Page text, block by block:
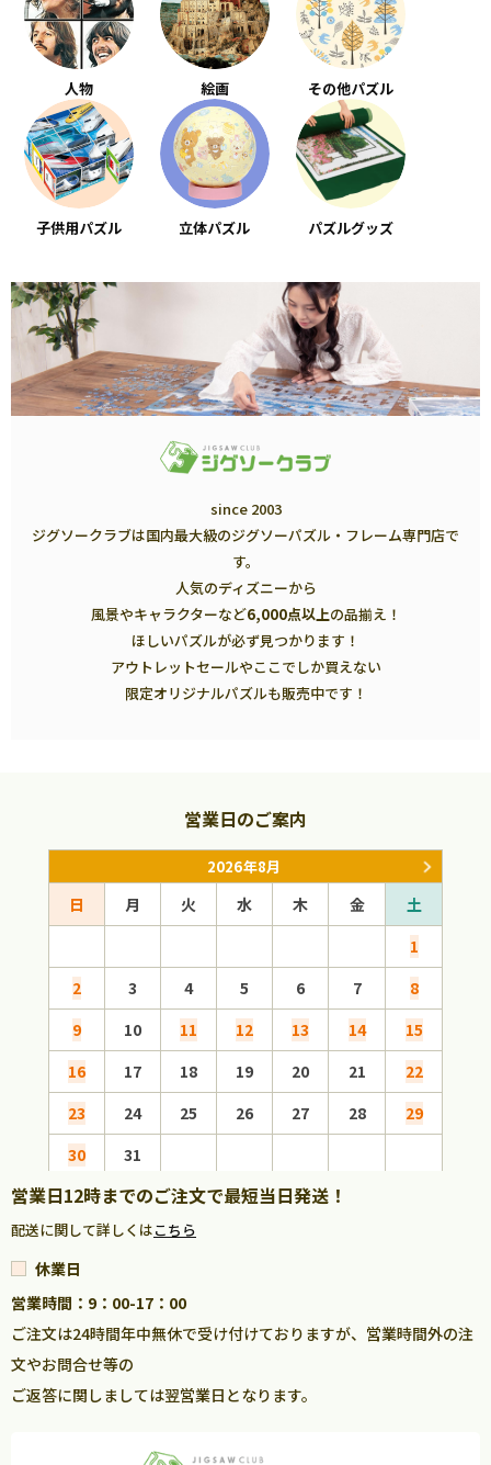
人物 絵画 その他パズル
子供用パズル 立体パズル パズルグッズ
since 2003
ジグソークラブは国内最大級のジグソーパズル・フレーム専門店で
す。
人気のディズニーから
風景やキャラクターなど6,000点以上の品揃え！
ほしいパズルが必ず見つかります！
アウトレットセールやここでしか買えない
限定オリジナルパズルも販売中です！
営業日のご案内
2026年8月
日 月 火 水 木 金
土
1
2
3 4 5 6 7
8
9
10 11 12 13 14
15
16
17 18 19 20 21
22
23
24 25 26 27 28
29
30
31
営業日12時までのご注文で最短当日発送！
配送に関して詳しくはこちら
休業日
営業時間：9：00-17：00
ご注文は24時間年中無休で受け付けておりますが、営業時間外の注
文やお問合せ等の
ご返答に関しましては翌営業日となります。